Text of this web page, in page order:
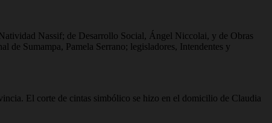
Nassif; de Desarrollo Social, Ángel Niccolai, y de Obras
de Sumampa, Pamela Serrano; legisladores, Intendentes y
El corte de cintas simbólico se hizo en el domicilio de Claudia